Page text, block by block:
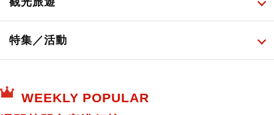
日本酒達人
日常用藥
所有
特集／活動
東京百貨店～TOKYO Depart～
WEEKLY POPULAR